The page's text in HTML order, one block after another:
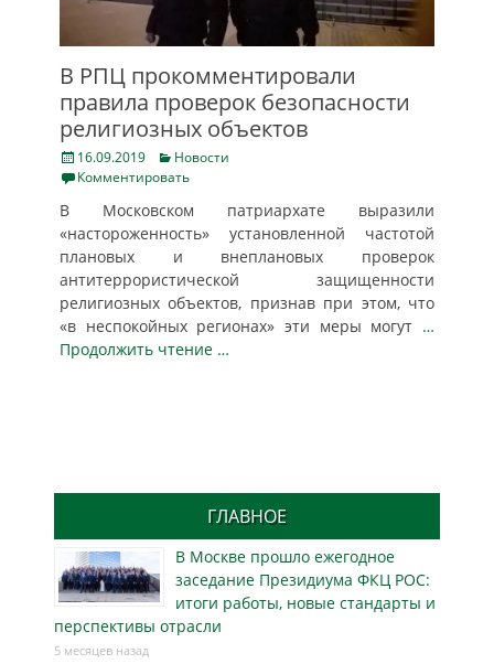
В РПЦ прокомментировали
правила проверок безопасности
религиозных объектов
Posted
on
16.09.2019 Categories
Новости
Комментировать
В Московском патриархате выразили
«настороженность» установленной частотой
плановых и внеплановых проверок
антитеррористической защищенности
религиозных объектов, признав при этом, что
«в неспокойных регионах» эти меры могут …
Продолжить чтение …
ГЛАВНОЕ
В Москве прошло ежегодное
заседание Президиума ФКЦ РОС:
итоги работы, новые стандарты и
перспективы отрасли
5 месяцев назад